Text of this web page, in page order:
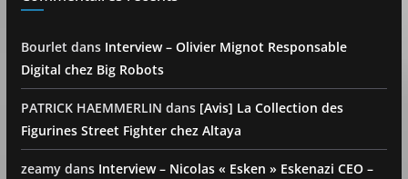
Bourlet dans Interview – Olivier Mignot Responsable
Digital chez Big Robots
PATRICK HAEMMERLIN dans [Avis] La Collection des
Figurines Street Fighter chez Altaya
zeamydans Interview – Nicolas « Esken » Eskenazi CEO –